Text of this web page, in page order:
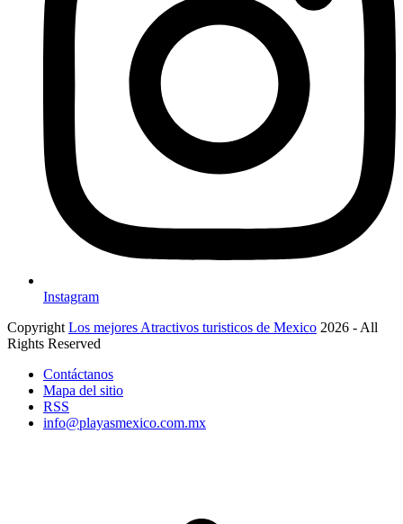
Instagram
Copyright Los mejores Atractivos turisticos de Mexico 2026 - All
Rights Reserved
Contáctanos
Mapa del sitio
RSS
info@playasmexico.com.mx